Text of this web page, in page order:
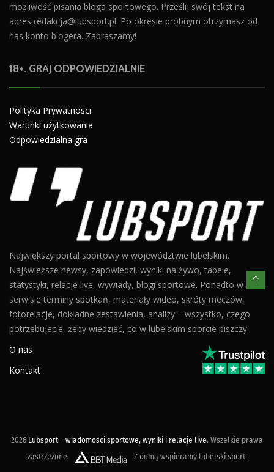
możliwość pisania bloga sportowego. Prześlij swój tekst na
adres redakcja@lubsport.pl. Po okresie próbnym otrzymasz od
nas konto blogera. Zapraszamy!
18+. GRAJ ODPOWIEDZIALNIE
Polityka Prywatnosci
Warunki użytkowania
Odpowiedzialna gra
Największy portal sportowy w województwie lubelskim.
Najświeższe newsy, zapowiedzi, wyniki na żywo, tabele,
statystyki, relacje live, wywiady, blogi sportowe. Ponadto w
serwisie terminy spotkań, materiały wideo, skróty meczów,
fotorelacje, dokładne zestawienia, analizy – wszystko, czego
potrzebujecie, żeby wiedzieć, co w lubelskim sporcie piszczy.
O nas
Kontakt
2026 Lubsport – wiadomości sportowe, wyniki i relacje live. Wszelkie prawa
zastrzeżone.
Z dumą wspieramy lubelski sport.